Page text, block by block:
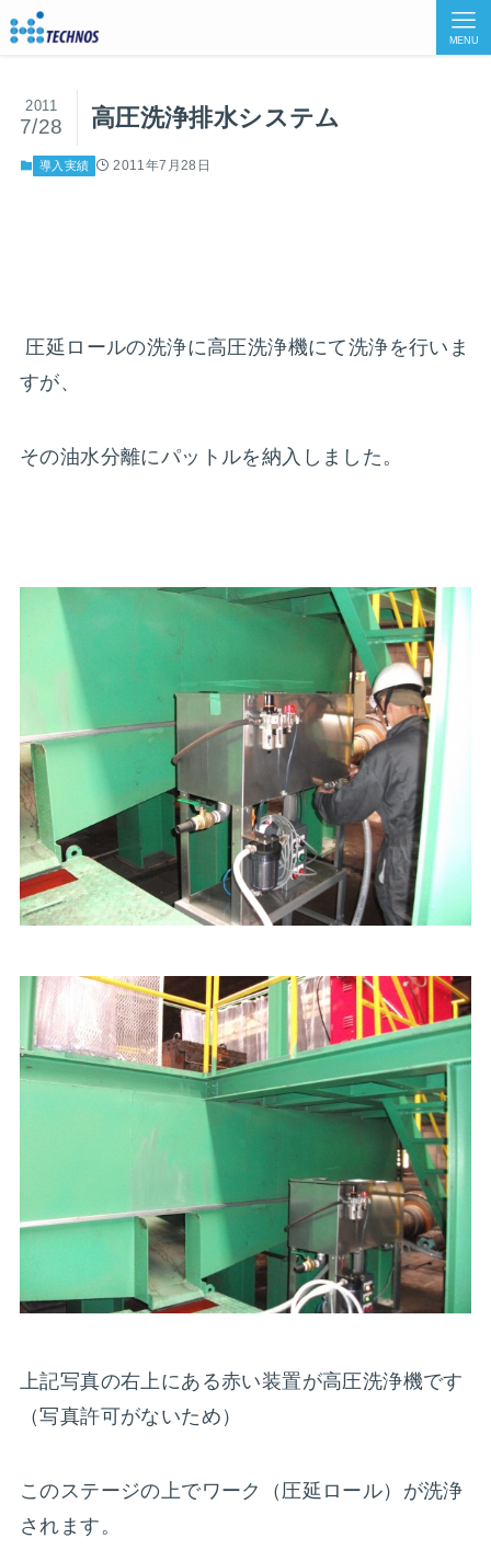
MENU
高圧洗浄排水システム
2011
7/28
導入実績 2011年7月28日
圧延ロールの洗浄に高圧洗浄機にて洗浄を行いま
すが、
その油水分離にパットルを納入しました。
上記写真の右上にある赤い装置が高圧洗浄機です
（写真許可がないため）
このステージの上でワーク（圧延ロール）が洗浄
されます。